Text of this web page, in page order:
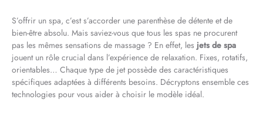
S’offrir un spa, c’est s’accorder une parenthèse de détente et de
bien-être absolu. Mais saviez-vous que tous les spas ne procurent
pas les mêmes sensations de massage ? En effet, les jets de spa
jouent un rôle crucial dans l’expérience de relaxation. Fixes, rotatifs,
orientables… Chaque type de jet possède des caractéristiques
spécifiques adaptées à différents besoins. Décryptons ensemble ces
technologies pour vous aider à choisir le modèle idéal.